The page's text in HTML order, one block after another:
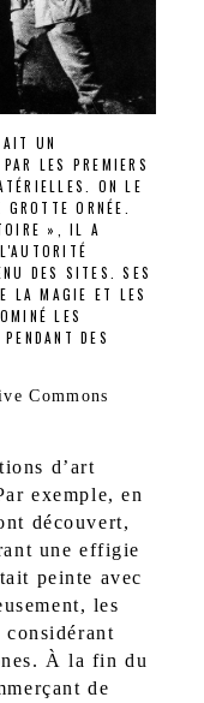
UN
LES PREMIERS
ON LE
ORNÉE.
», IL A
DES SITES. SES
LA MAGIE ET LES
LES
DES
Commons
d’art
exemple, en
découvert,
une effigie
peinte avec
les
À la fin du
de